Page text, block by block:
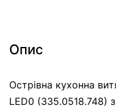
Опис
Острівна кухонна
LED0 (335.0518.748)